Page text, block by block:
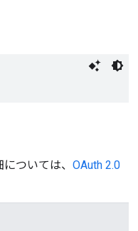
ついては、 OAuth 2.0